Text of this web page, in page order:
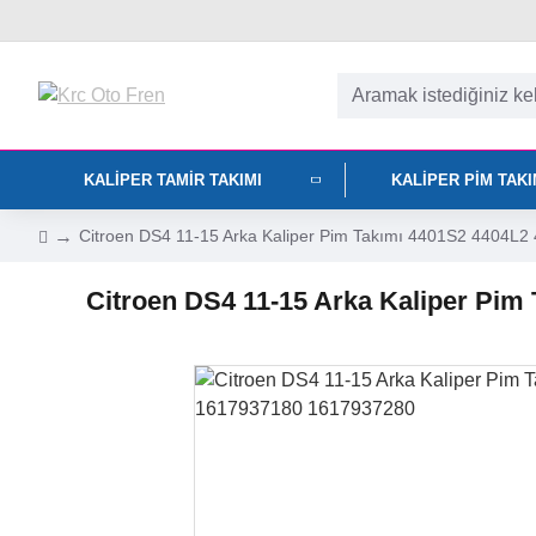
KALIPER TAMIR TAKIMI KALIPER PIM
Citroen DS4 11-15 Arka Kaliper Pim Takımı 4401S2
Citroen DS4 11-15 Arka Kaliper Pim